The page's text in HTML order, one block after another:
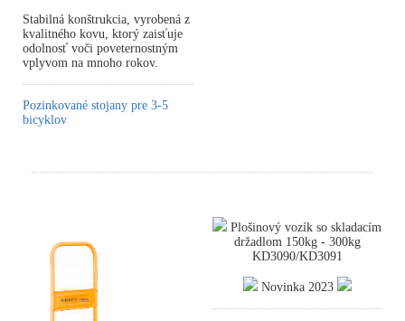
Stabilná konštrukcia, vyrobená z
kvalitného kovu, ktorý zaisťuje
odolnosť voči poveternostným
vplyvom na mnoho rokov.
Pozinkované stojany pre 3-5
bicyklov
Plošinový vozík so skladacím
držadlom 150kg - 300kg
KD3090/KD3091
Novinka 2023